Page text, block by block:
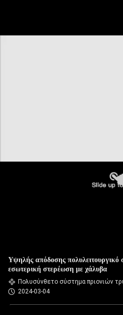
Υψηλής απόδοσης πολυλειτουργικό
εσωτερική στερέωση με χάλυβα
Πολυσύνθετο σύστημα πριονιών
2024-03-04